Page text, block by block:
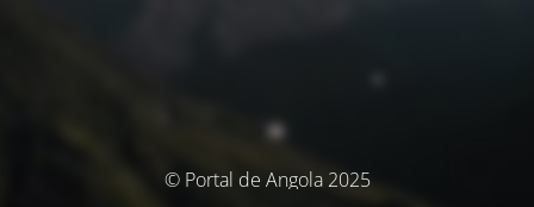
© Portal de Angola 2025